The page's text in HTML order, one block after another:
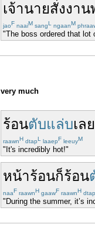
เจ้านายสั่งงาน
jaoF naaiM sangL ngaanM
"The boss ordered that lot
very much
ร้อนตับแล่บเลย
raawnH dtapL laaepF leeuyM
"It's incredibly hot!"
หน้าร้อนก็ร้อน
naaF raawnH gaawF raawnH dtap
"During the summer, it’s